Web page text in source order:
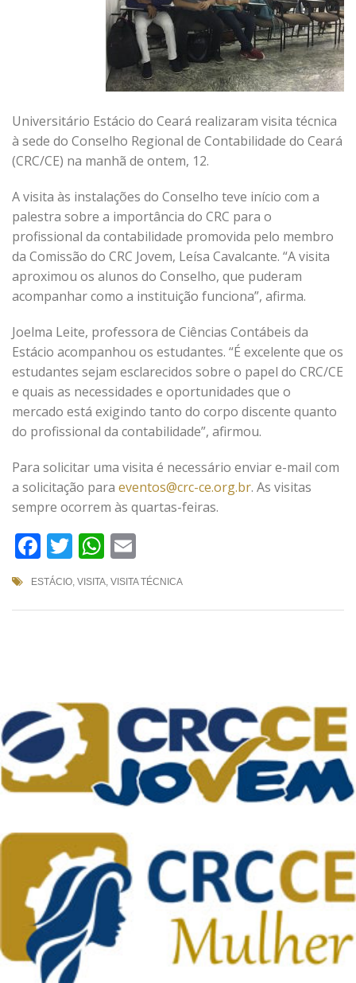
Universitário Estácio do Ceará realizaram visita técnica
à sede do Conselho Regional de Contabilidade do Ceará
(CRC/CE) na manhã de ontem, 12.
A visita às instalações do Conselho teve início com a
palestra sobre a importância do CRC para o
profissional da contabilidade promovida pelo membro
da Comissão do CRC Jovem, Leísa Cavalcante. “A visita
aproximou os alunos do Conselho, que puderam
acompanhar como a instituição funciona”, afirma.
Joelma Leite, professora de Ciências Contábeis da
Estácio acompanhou os estudantes. “É excelente que os
estudantes sejam esclarecidos sobre o papel do CRC/CE
e quais as necessidades e oportunidades que o
mercado está exigindo tanto do corpo discente quanto
do profissional da contabilidade”, afirmou.
Para solicitar uma visita é necessário enviar e-mail com
a solicitação para eventos@crc-ce.org.br. As visitas
sempre ocorrem às quartas-feiras.
Facebook
TwitterWhatsApp
ESTÁCIO, VISITA, VISITA TÉCNICA